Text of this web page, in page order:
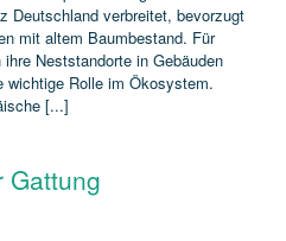
Deutschland verbreitet, bevorzugt
mit altem Baumbestand. Für
Neststandorte in Gebäuden
wichtige Rolle im Ökosystem.
[...]
Gattung